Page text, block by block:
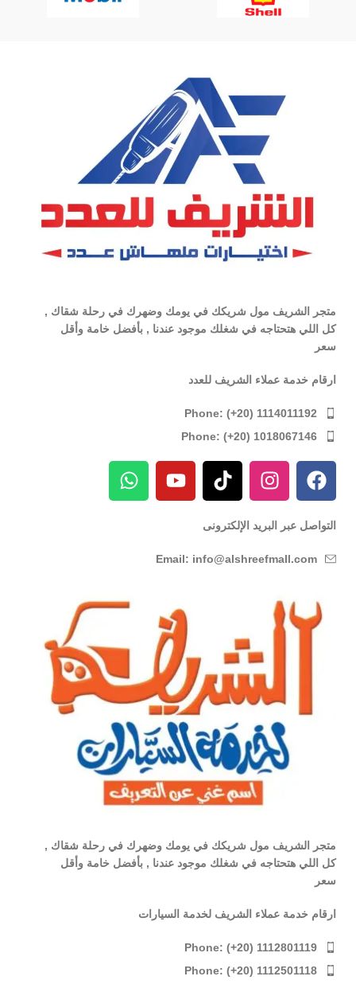
متجر الشريف مول شريكك في يومك وضهرك في رحلة شقاك ,
كل اللي هتحتاجه في شغلك موجود عندنا , بأفضل خامة وأقل
سعر
ارقام خدمة عملاء الشريف للعدد
Phone: (+20) 1114011192
Phone: (+20) 1018067146
التواصل عبر البريد الإلكترونى
Email: info@alshreefmall.com
متجر الشريف مول شريكك في يومك وضهرك في رحلة شقاك ,
كل اللي هتحتاجه في شغلك موجود عندنا , بأفضل خامة وأقل
سعر
ارقام خدمة عملاء الشريف لخدمة السيارات
Phone: (+20) 1112801119
Phone: (+20) 1112501118